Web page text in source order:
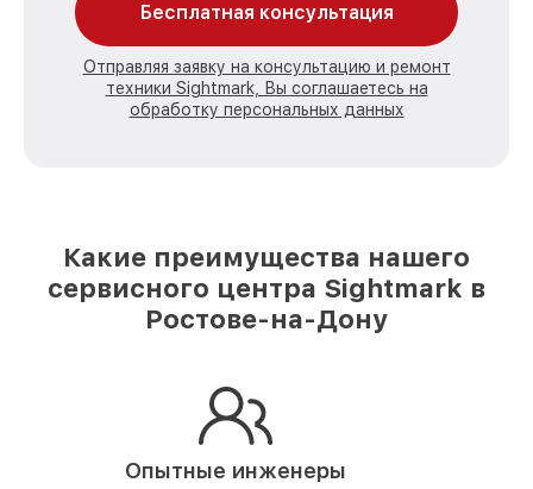
Бесплатная консультация
Отправляя заявку на консультацию и ремонт
техники Sightmark, Вы соглашаетесь на
обработку персональных данных
Какие преимущества нашего
сервисного центра Sightmark в
Ростове-на-Дону
Опытные инженеры